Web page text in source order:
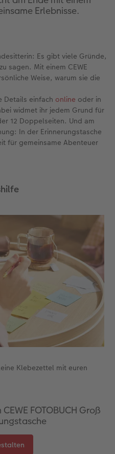
Hilfe
Kommunion
mit DesignErlebnisse.
Es gibt viele Gründe,
sagen. Mit einem CEWE
Weise, warum sie die
Details einfach online oder in
widmet ihr jedem Grund für
12 Doppelseiten. Und am
In der Erinnerungstasche
für gemeinsame Abenteuer
Klebezettel mit euren
FOTOBUCH Groß